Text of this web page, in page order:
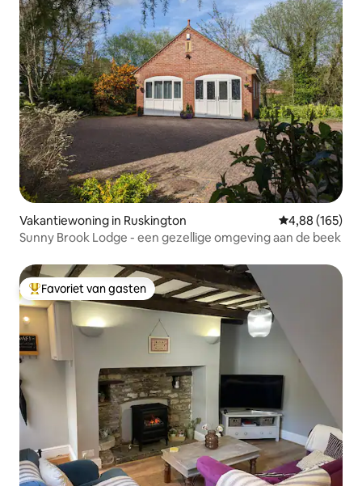
Vakantiewoning in Ruskington Gemiddelde
4,88 (165)
Sunny Brook Lodge - een gezellige omgeving aan de beek
Topfavoriet van gasten
Favoriet van gasten